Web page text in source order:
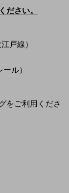
ださい。
戸線）
ル）
をご利用くださ